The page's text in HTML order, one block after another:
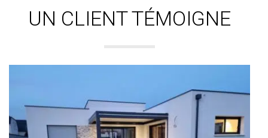
UN CLIENT TÉMOIGNE